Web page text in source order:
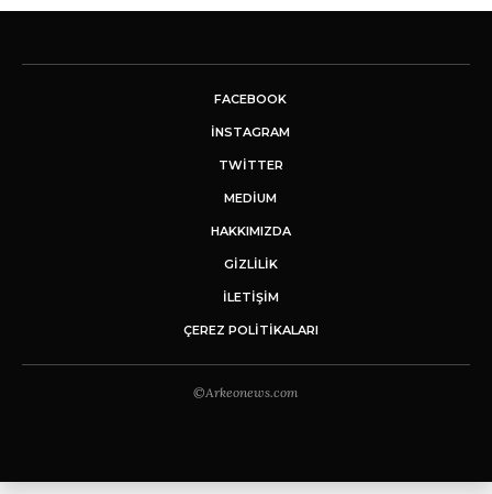
FACEBOOK
INSTAGRAM
TWITTER
MEDIUM
HAKKIMIZDA
GİZLİLİK
İLETIŞIM
ÇEREZ POLITIKALARI
©Arkeonews.com